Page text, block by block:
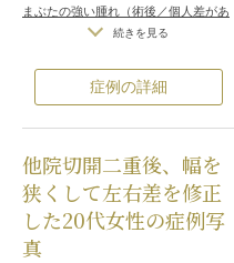
まぶたの強い腫れ（術後／個人差があ
内出血（術後）/
不自然な二重（無理に二重の幅を広
/仕上がりのわずかな左右
ないことがある/二重のラインの癒着
がとれる可能性
手術後の血腫
続きを見る
症例の詳細
他院切開二重後、幅を
狭くして左右差を修正
した20代女性の症例写
真